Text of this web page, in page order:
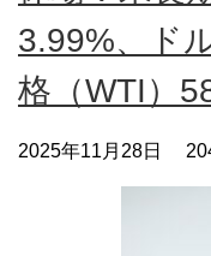
3.99%、ド
格（WTI）
2025年11月28日